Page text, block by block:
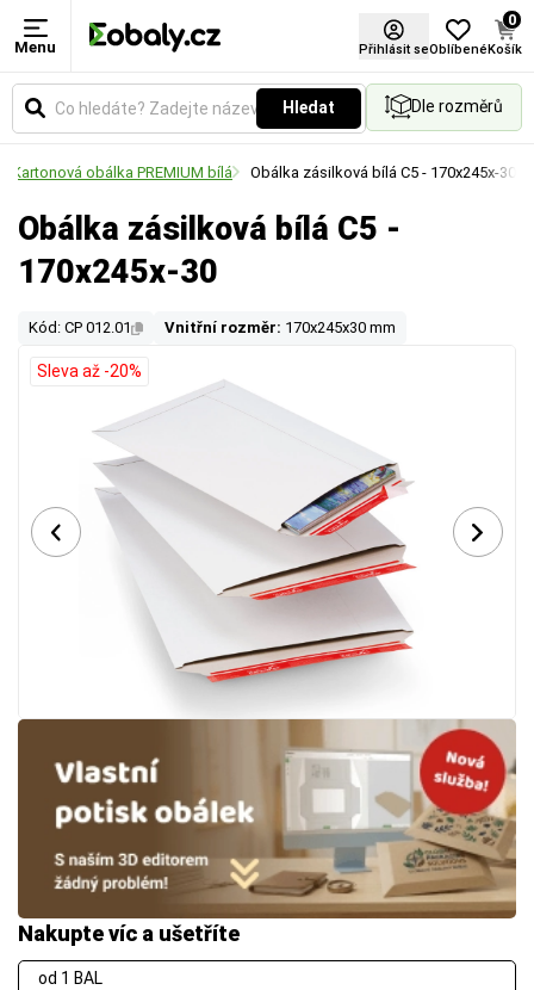
Menu Přihlásit seOblíbené
0
Košík
Hledat Dle rozměrů
Kartonová obálka PREMIUM bílá Obálka zásilková bílá C5 - 170x245x-30
Obálka zásilková bílá C5 -
170x245x-30
Kód: CP 012.01 Vnitřní rozměr: 170x245x30 mm
Nakupte víc a ušetříte
od 1 BAL
Sleva až -20%